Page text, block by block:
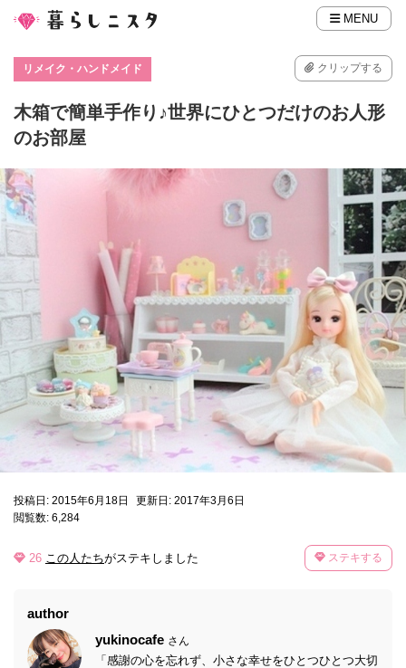
MENU
リメイク・ハンドメイド クリップする
木箱で簡単手作り♪世界にひとつだけのお人形
のお部屋
投稿日: 2015年6月18日
更新日: 2017年3月6日
閲覧数: 6,284
26 この人たちがステキしました ステキする
author
yukinocafe さん
「感謝の心を忘れず、小さな幸せをひとつひとつ大切